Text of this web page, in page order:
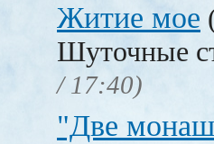
Житие мое
Шуточные
/ 17:40)
"Две